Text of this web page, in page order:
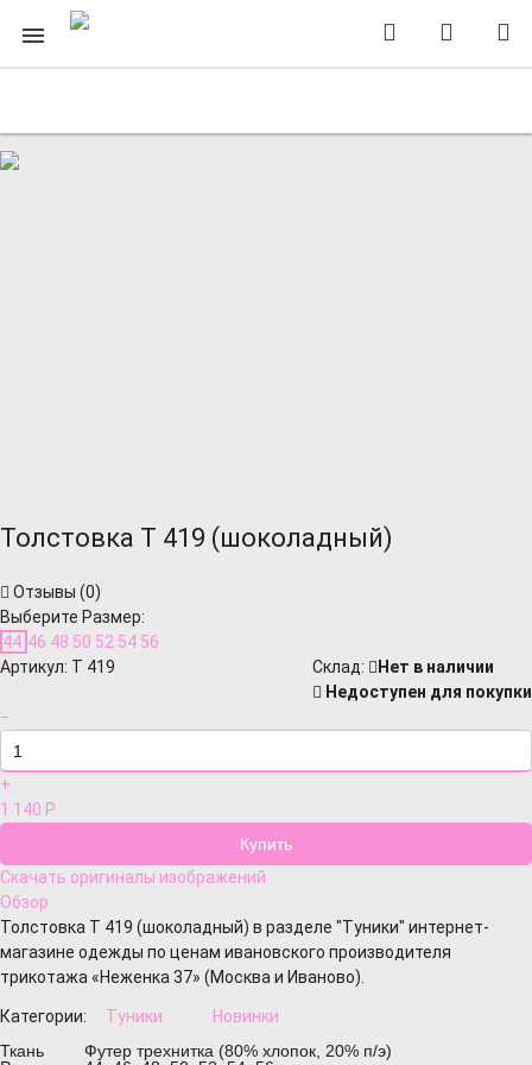
Толстовка Т 419 (шоколадный)
Отзывы (0)
Выберите Размер:
44 46 48 50 52 54 56
Артикул: Т 419 Cклад:
Нет в наличии
Недоступен для покупки
−
+
1 140 Р
Скачать оригиналы изображений
Обзор
Толстовка Т 419 (шоколадный) в разделе "Туники" интернет-
магазине одежды по ценам ивановского производителя
трикотажа «Неженка 37» (Москва и Иваново).
Категории: Туники
Новинки
Ткань
Футер трехнитка (80% хлопок, 20% п/э)